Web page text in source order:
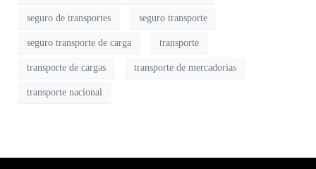
seguro de transportes seguro transporte
seguro transporte de carga transporte
transporte de cargas transporte de mercadorias
transporte nacional